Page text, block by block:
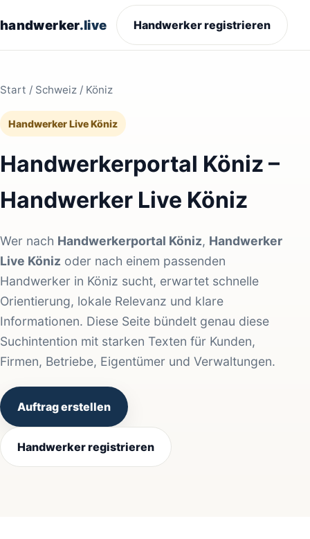
handwerker.live Handwerker registrieren
Start / Schweiz / Köniz
Handwerker Live Köniz
Handwerkerportal Köniz –
Handwerker Live Köniz
Wer nach Handwerkerportal Köniz, Handwerker
Live Köniz oder nach einem passenden
Handwerker in Köniz sucht, erwartet schnelle
Orientierung, lokale Relevanz und klare
Informationen. Diese Seite bündelt genau diese
Suchintention mit starken Texten für Kunden,
Firmen, Betriebe, Eigentümer und Verwaltungen.
Auftrag erstellen
Handwerker registrieren